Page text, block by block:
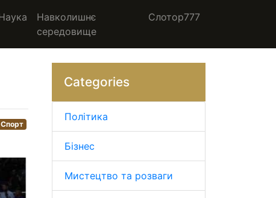
Навколишнє
середовище
Слотор777
Спорт
Categories
Політика
Бізнес
Мистецтво та розваги